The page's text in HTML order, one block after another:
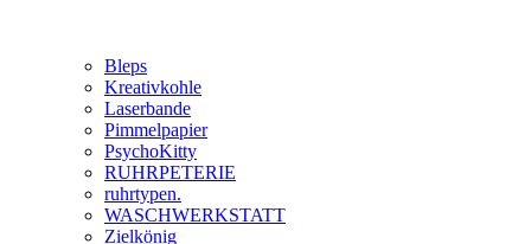
Bleps
Kreativkohle
Laserbande
Pimmelpapier
PsychoKitty
RUHRPETERIE
ruhrtypen.
WASCHWERKSTATT
Zielkönig